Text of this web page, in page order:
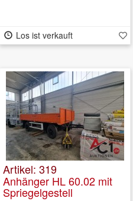
Los ist verkauft
Artikel: 319
Anhänger HL 60.02 mit
Spriegelgestell